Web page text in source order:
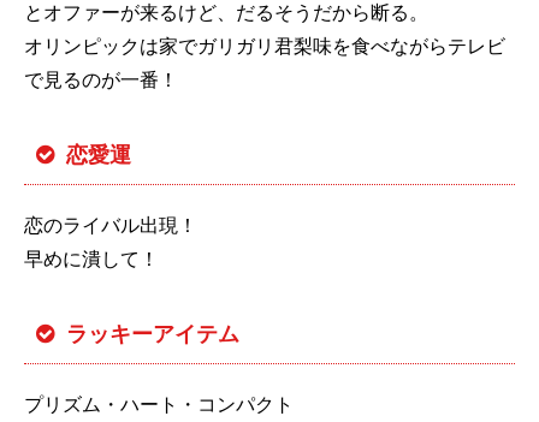
とオファーが来るけど、だるそうだから断る。
オリンピックは家でガリガリ君梨味を食べながらテレビ
で見るのが一番！
恋愛運
恋のライバル出現！
早めに潰して！
ラッキーアイテム
プリズム・ハート・コンパクト